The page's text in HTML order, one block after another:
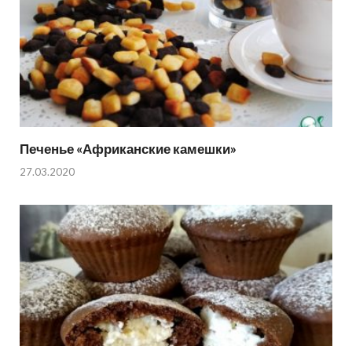
Печенье «Африканские камешки»
27.03.2020